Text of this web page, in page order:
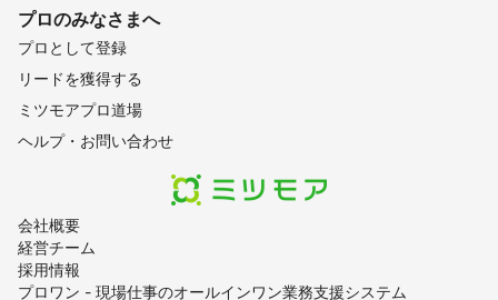
会社概要
経営チーム
採用情報
プロワン - 現場仕事のオールインワン業務支援システム
プロのみなさまへ
プロとして登録
リードを獲得する
ミツモアプロ道場
ヘルプ・お問い合わせ